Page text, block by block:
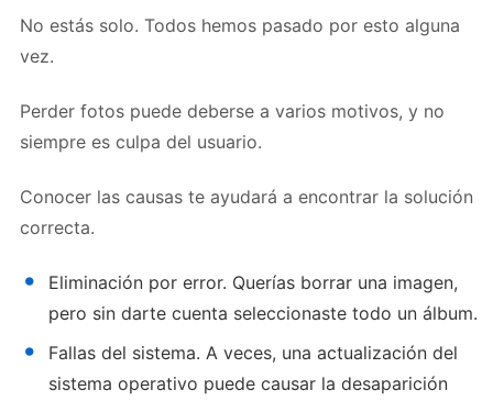
No estás solo. Todos hemos pasado por esto alguna
vez.
Perder fotos puede deberse a varios motivos, y no
siempre es culpa del usuario.
Conocer las causas te ayudará a encontrar la solución
correcta.
Eliminación por error. Querías borrar una imagen,
pero sin darte cuenta seleccionaste todo un álbum.
Fallas del sistema. A veces, una actualización del
sistema operativo puede causar la desaparición